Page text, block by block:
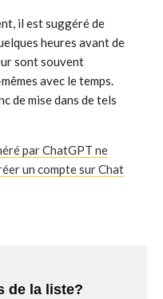
il est suggéré de
heures avant de
sont souvent
avec le temps.
de mise dans de tels
par ChatGPT ne
un compte sur Chat
de la liste?